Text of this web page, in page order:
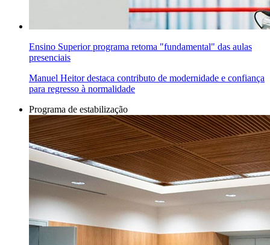
Ensino Superior programa retoma "fundamental" das aulas
presenciais
Manuel Heitor destaca contributo de modernidade e confiança
para regresso à normalidade
Programa de estabilização